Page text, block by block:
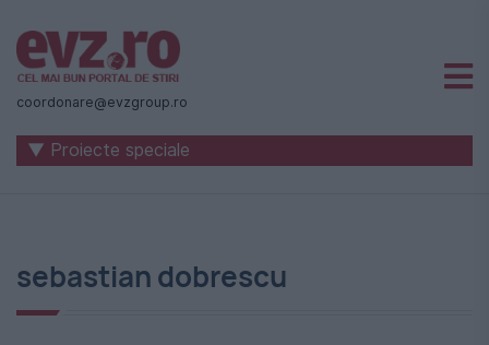
Știri
naționale
internaționale
-
Evenimentul
coordonare@evzgroup.ro
▼ Proiecte speciale
sebastian dobrescu